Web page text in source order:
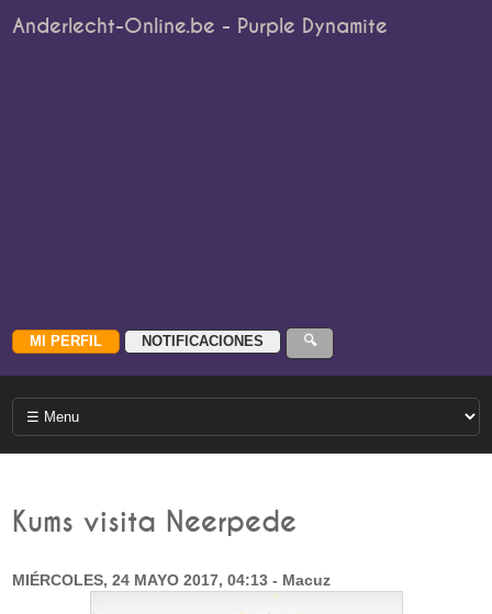
Anderlecht-Online.be - Purple Dynamite
Kums visita Neerpede
MIÉRCOLES, 24 MAYO 2017, 04:13 - Macuz